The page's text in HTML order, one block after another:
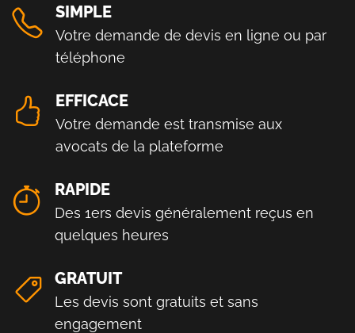
SIMPLE
Votre demande de devis en ligne ou par
téléphone
EFFICACE
Votre demande est transmise aux
avocats de la plateforme
RAPIDE
Des 1ers devis généralement reçus en
quelques heures
GRATUIT
Les devis sont gratuits et sans
engagement